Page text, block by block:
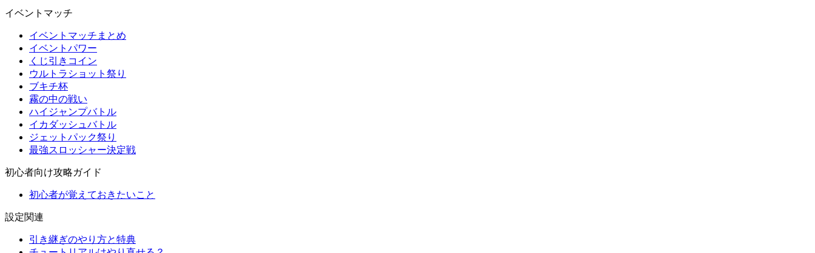
イベントマッチ
イベントマッチまとめ
イベントパワー
くじ引きコイン
ウルトラショット祭り
ブキチ杯
霧の中の戦い
ハイジャンプバトル
イカダッシュバトル
ジェットパック祭り
最強スロッシャー決定戦
初心者向け攻略ガイド
初心者が覚えておきたいこと
設定関連
引き継ぎのやり方と特典